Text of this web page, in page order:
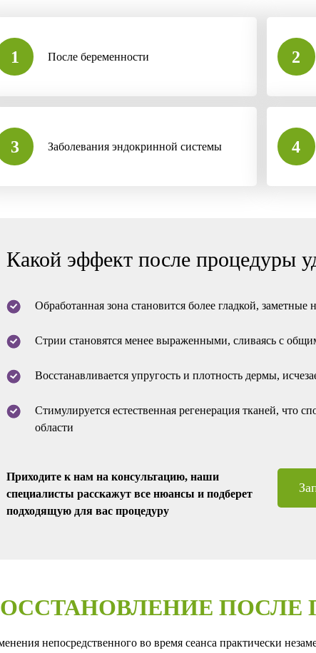
1 После беременности 2
3 Заболевания эндокринной системы 4
Какой эффект после процедуры
Обработанная зона становится более гладкой,
Стрии становятся менее выраженными, сливаясь с
Восстанавливается упругость и плотность дермы,
Стимулируется естественная регенерация тканей, что
области
Приходите к нам на консультацию, наши
специалисты расскажут все нюансы и подберет
подходящую для вас процедуру
ПОСЛЕ
непосредственного во время сеанса практически